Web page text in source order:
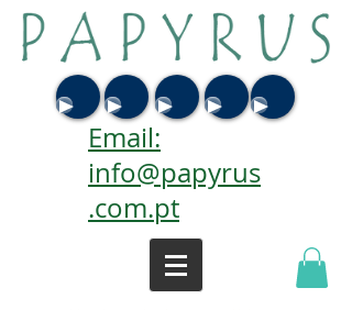
Email:
info@papyrus
.com.pt